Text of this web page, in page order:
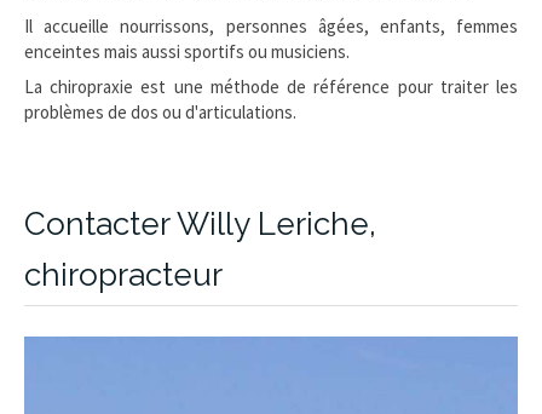
Il accueille nourrissons, personnes âgées, enfants, femmes
enceintes mais aussi sportifs ou musiciens.
La chiropraxie est une méthode de référence pour traiter les
problèmes de dos ou d'articulations.
Contacter Willy Leriche,
chiropracteur